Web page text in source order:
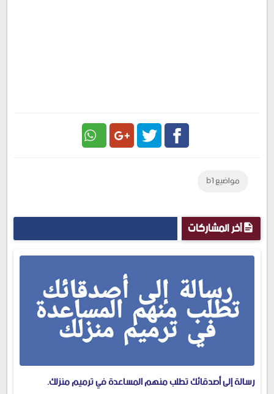
مواضيع b1
آخر المشاركات
رسالة إلى أصدقائك تطلب منهم المساعدة في ترميم منزلك.